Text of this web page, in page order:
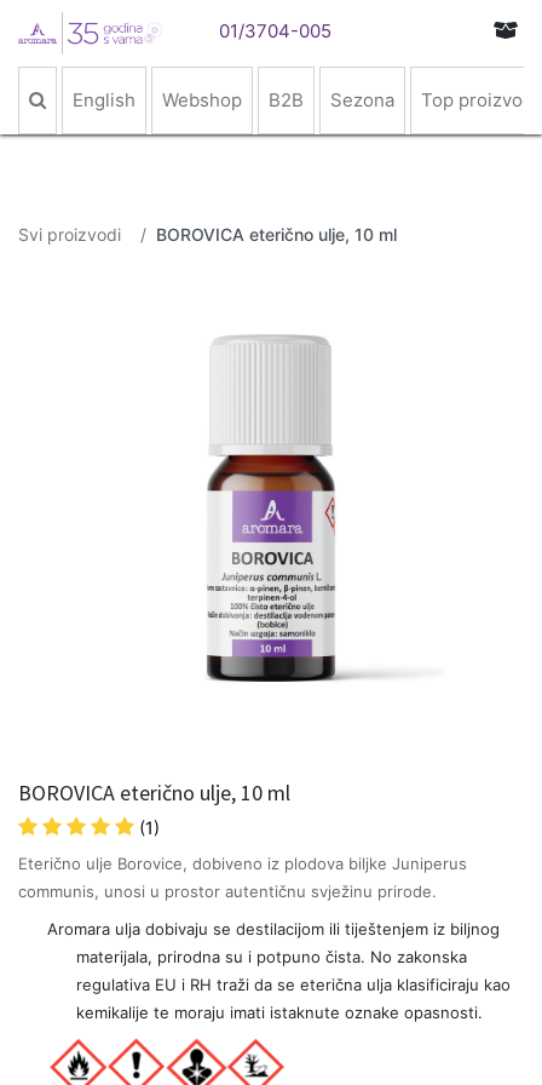
01/3704-005
English Webshop B2B Sezona Top proizvodi
Svi proizvodi BOROVICA eterično ulje, 10 ml
BOROVICA eterično ulje, 10 ml
(1)
Eterično ulje Borovice, dobiveno iz plodova biljke Juniperus
communis, unosi u prostor autentičnu svježinu prirode.
Aromara ulja dobivaju se destilacijom ili tiještenjem iz biljnog
materijala, prirodna su i potpuno čista. No zakonska
regulativa EU i RH traži da se eterična ulja klasificiraju kao
kemikalije te moraju imati istaknute oznake opasnosti.